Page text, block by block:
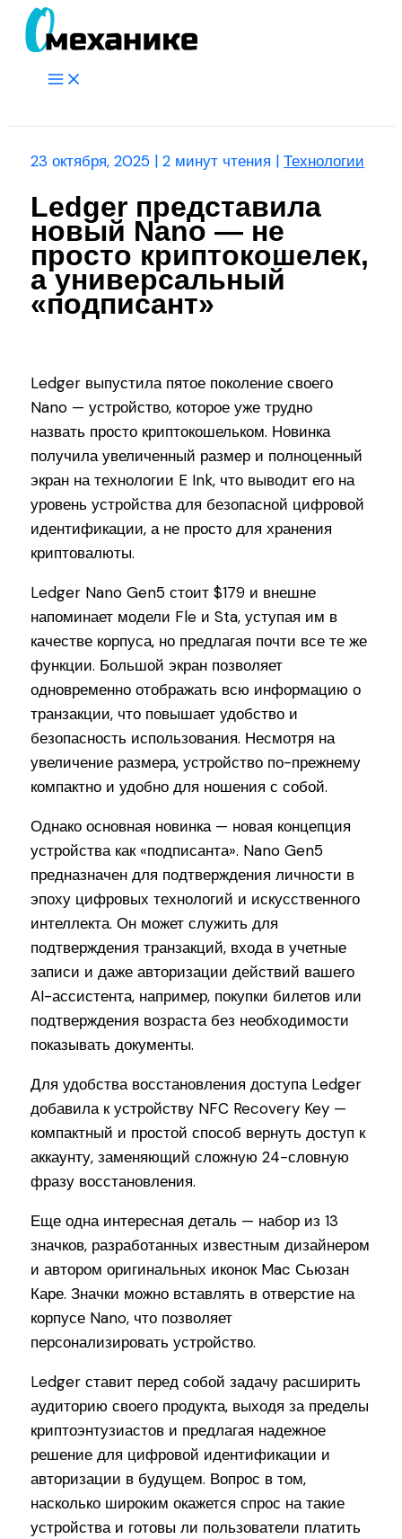
Перейти
Main
23 октября, 2025 |2 минут чтения |Технологии
Ledger представила
новый Nano — не
просто криптокошелек,
а универсальный
«подписант»
Ledger выпустила пятое поколение своего
Nano — устройство, которое уже трудно
назвать просто криптокошельком. Новинка
получила увеличенный размер и полноценный
экран на технологии E Ink, что выводит его на
уровень устройства для безопасной цифровой
идентификации, а не просто для хранения
криптовалюты.
Ledger Nano Gen5 стоит $179 и внешне
напоминает модели Fle и Sta, уступая им в
качестве корпуса, но предлагая почти все те же
функции. Большой экран позволяет
одновременно отображать всю информацию о
транзакции, что повышает удобство и
безопасность использования. Несмотря на
увеличение размера, устройство по-прежнему
компактно и удобно для ношения с собой.
Однако основная новинка — новая концепция
устройства как «подписанта». Nano Gen5
предназначен для подтверждения личности в
эпоху цифровых технологий и искусственного
интеллекта. Он может служить для
подтверждения транзакций, входа в учетные
записи и даже авторизации действий вашего
AI-ассистента, например, покупки билетов или
подтверждения возраста без необходимости
показывать документы.
Для удобства восстановления доступа Ledger
добавила к устройству NFC Recovery Key —
компактный и простой способ вернуть доступ к
аккаунту, заменяющий сложную 24-словную
фразу восстановления.
Еще одна интересная деталь — набор из 13
значков, разработанных известным дизайнером
и автором оригинальных иконок Mac Сьюзан
Каре. Значки можно вставлять в отверстие на
корпусе Nano, что позволяет
персонализировать устройство.
Ledger ставит перед собой задачу расширить
аудиторию своего продукта, выходя за пределы
криптоэнтузиастов и предлагая надежное
решение для цифровой идентификации и
авторизации в будущем. Вопрос в том,
насколько широким окажется спрос на такие
устройства и готовы ли пользователи платить